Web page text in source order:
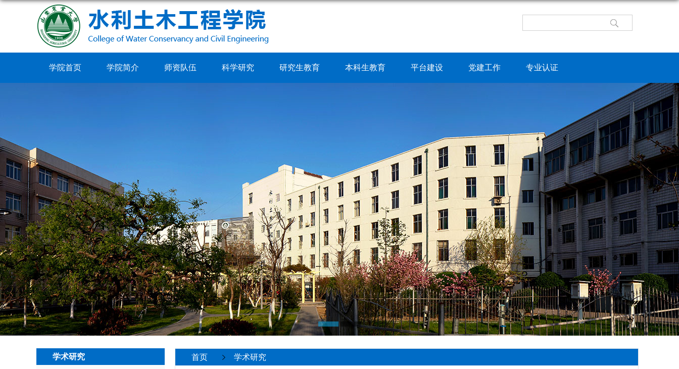
学院首页 学院简介 师资队伍 科学研究 研究生教育 本科生教育 平台建设 党建工作 专业认证
学术研究 首页
学术研究